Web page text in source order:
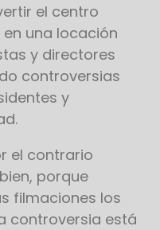
el centro
una locación
y directores
controversias
y
el contrario
porque
filmaciones los
controversia está